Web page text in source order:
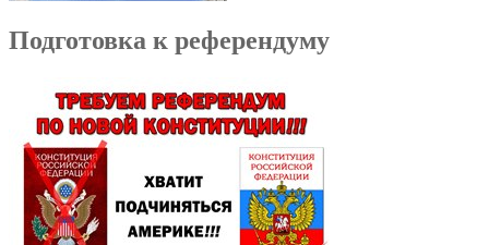
Подготовка к референдуму